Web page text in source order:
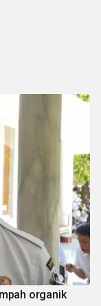
organik